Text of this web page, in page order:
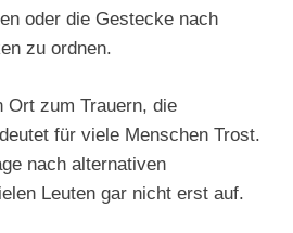
oder die Gestecke nach
zu ordnen.
Ort zum Trauern, die
für viele Menschen Trost.
nach alternativen
Leuten gar nicht erst auf.